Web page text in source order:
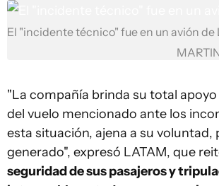
El "incidente técnico" fue en un avión de
"La compañía brinda su total apoyo
del vuelo mencionado ante los
esta situación, ajena a su voluntad,
generado", expresó LATAM, que
seguridad de sus pasajeros y